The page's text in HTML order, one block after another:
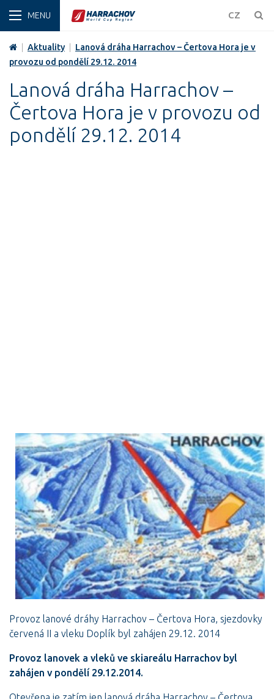
CZ
ZIMA
Aktuality
Lanová dráha Harrachov – Čertova Hora je v
provozu od pondělí 29.12. 2014
Lanová dráha Harrachov –
Čertova Hora je v provozu od
pondělí 29.12. 2014
Provoz lanové dráhy Harrachov – Čertova Hora, sjezdovky
červená II a vleku Doplík byl zahájen 29.12. 2014
Provoz lanovek a vleků ve skiareálu Harrachov byl
zahájen v pondělí 29.12.2014.